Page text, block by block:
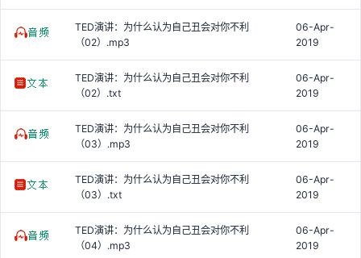
TED演讲：为什么认为自己丑会对你不利
（02）.mp3
06-Apr-
2019
TED演讲：为什么认为自己丑会对你不利
（02）.txt
06-Apr-
2019
TED演讲：为什么认为自己丑会对你不利
（03）.mp3
06-Apr-
2019
TED演讲：为什么认为自己丑会对你不利
（03）.txt
06-Apr-
2019
TED演讲：为什么认为自己丑会对你不利
（04）.mp3
06-Apr-
2019